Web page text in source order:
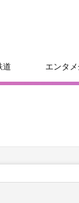
道 エンタ